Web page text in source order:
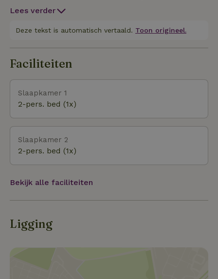
drie niveaus en een unieke omgeving: de essentie
Lees verder
Deze tekst is automatisch vertaald. Toon origineel.
Faciliteiten
Slaapkamer 1
2-pers. bed (1x)
Slaapkamer 2
2-pers. bed (1x)
Bekijk alle faciliteiten
Ligging